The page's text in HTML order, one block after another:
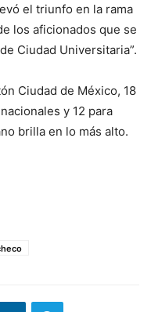
el triunfo en la rama
los aficionados que se
Ciudad Universitaria”.
Ciudad de México, 18
y 12 para
brilla en lo más alto.